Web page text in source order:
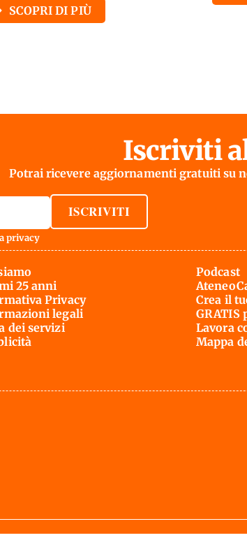
SCOPRI DI PIÙ
Iscriviti
Potrai ricevere aggiornamenti gratuiti su
ISCRIVITI
privacy
25 anni
Privacy
legali
dei servizi
Podcast
Crea il
GRATIS
Lavora
Mappa